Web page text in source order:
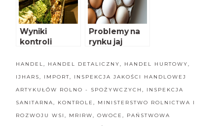
Wyniki
kontroli
warzyw
Problemy na
rynku jaj
HANDEL, HANDEL DETALICZNY, HANDEL HURTOWY,
IJHARS, IMPORT, INSPEKCJA JAKOŚCI HANDLOWEJ
ARTYKUŁÓW ROLNO - SPOŻYWCZYCH, INSPEKCJA
SANITARNA, KONTROLE, MINISTERSTWO ROLNICTWA I
ROZWOJU WSI, MRIRW,OWOCE, PAŃSTWOWA